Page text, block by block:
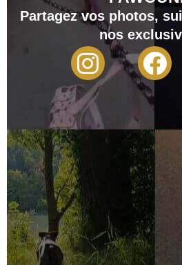
Partagez vos photos,
nos